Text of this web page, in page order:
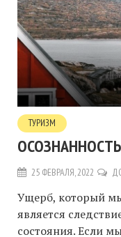
ТУРИЗМ
25 ФЕВРАЛЯ, 2022
Ущерб, который
является
состояния. Если